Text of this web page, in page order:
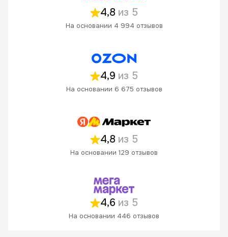
4,8 из 5
На основании 4 994 отзывов
4,9 из 5
На основании 6 675 отзывов
4,8 из 5
На основании 129 отзывов
4,6 из 5
На основании 446 отзывов